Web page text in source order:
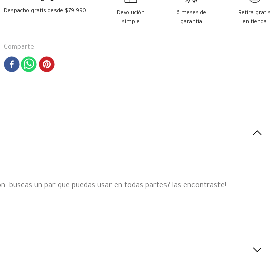
Despacho gratis desde $79.990
Devolución
simple
6 meses de
garantía
Retira gratis
en tienda
Comparte
buscas un par que puedas usar en todas partes? las encontraste!